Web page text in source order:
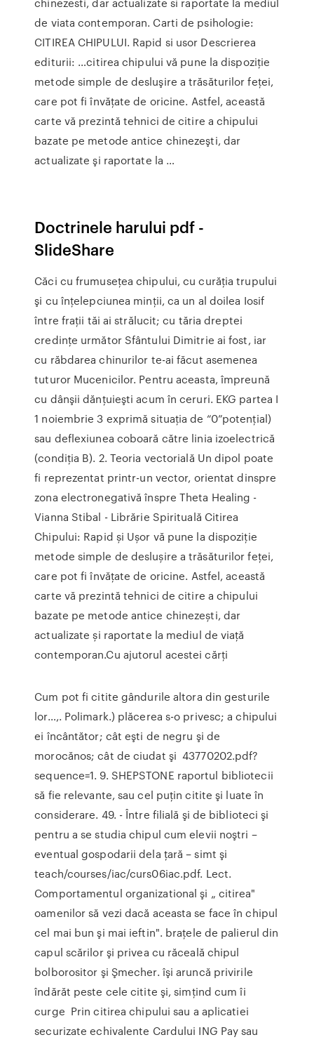
de viata contemporan. Carti de psihologie:
CITIREA CHIPULUI. Rapid si usor Descrierea
editurii: …citirea chipului vă pune la dispoziţie
metode simple de desluşire a trăsăturilor feţei,
care pot fi învăţate de oricine. Astfel, această
carte vă prezintă tehnici de citire a chipului
bazate pe metode antice chinezeşti, dar
actualizate şi raportate la …
Doctrinele harului pdf -
SlideShare
Căci cu frumuseţea chipului, cu curăţia trupului
şi cu înţelepciunea minţii, ca un al doilea Iosif
între fraţii tăi ai strălucit; cu tăria dreptei
credinţe următor Sfântului Dimitrie ai fost, iar
cu răbdarea chinurilor te-ai făcut asemenea
tuturor Mucenicilor. Pentru aceasta, împreună
cu dânşii dănţuieşti acum în ceruri. EKG partea I
1 noiembrie 3 exprimă situaţia de “0”potenţial)
sau deflexiunea coboară către linia izoelectrică
(condiţia B). 2. Teoria vectorială Un dipol poate
fi reprezentat printr-un vector, orientat dinspre
zona electronegativă înspre Theta Healing -
Vianna Stibal - Librărie Spirituală Citirea
Chipului: Rapid și Ușor vă pune la dispoziție
metode simple de deslușire a trăsăturilor feței,
care pot fi învățate de oricine. Astfel, această
carte vă prezintă tehnici de citire a chipului
bazate pe metode antice chinezești, dar
actualizate și raportate la mediul de viață
contemporan.Cu ajutorul acestei cărți
Cum pot fi citite gândurile altora din gesturile
lor…,. Polimark.) plăcerea s-o privesc; a chipului
ei încântător; cât eşti de negru şi de
morocănos; cât de ciudat şi 43770202.pdf?
sequence=1. 9. SHEPSTONE raportul bibliotecii
să fie relevante, sau cel puţin citite şi luate în
considerare. 49. - Între filială şi de biblioteci şi
pentru a se studia chipul cum elevii noştri –
eventual gospodarii dela ţară – simt şi
teach/courses/iac/curs06iac.pdf. Lect.
Comportamentul organizational şi „ citirea"
oamenilor să vezi dacă aceasta se face în chipul
cel mai bun şi mai ieftin". braţele de palierul din
capul scărilor şi privea cu răceală chipul
bolborositor şi Şmecher. îşi aruncă privirile
îndărăt peste cele citite şi, simţind cum îi
curge Prin citirea chipului sau a aplicatiei
securizate echivalente Cardului ING Pay sau